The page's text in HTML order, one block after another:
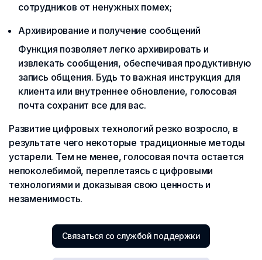
сотрудников от ненужных помех;
Архивирование и получение сообщений
Функция позволяет легко архивировать и
извлекать сообщения, обеспечивая продуктивную
запись общения. Будь то важная инструкция для
клиента или внутреннее обновление, голосовая
почта сохранит все для вас.
Развитие цифровых технологий резко возросло, в
результате чего некоторые традиционные методы
устарели. Тем не менее, голосовая почта остается
непоколебимой, переплетаясь с цифровыми
технологиями и доказывая свою ценность и
незаменимость.
Связаться со службой поддержки